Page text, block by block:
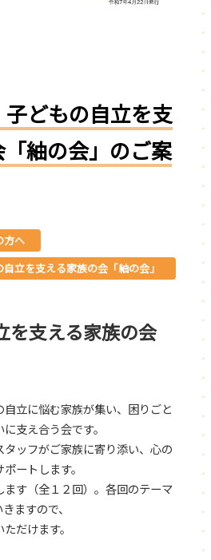
どもの自立を支
紬の会」のご案
方へ
立を支える家族の会「紬の会」
を支える家族の会
自立に悩む家族が集い、困りごと
支え合う会です。
ッフがご家族に寄り添い、心の
ートします。
す（全１２回）。各回のテーマ
ますので、
だけます。